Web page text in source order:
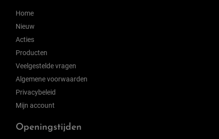
Home
Nieuw
Acties
Producten
Veelgestelde vragen
Algemene voorwaarden
Privacybeleid
Mijn account
Openingstijden